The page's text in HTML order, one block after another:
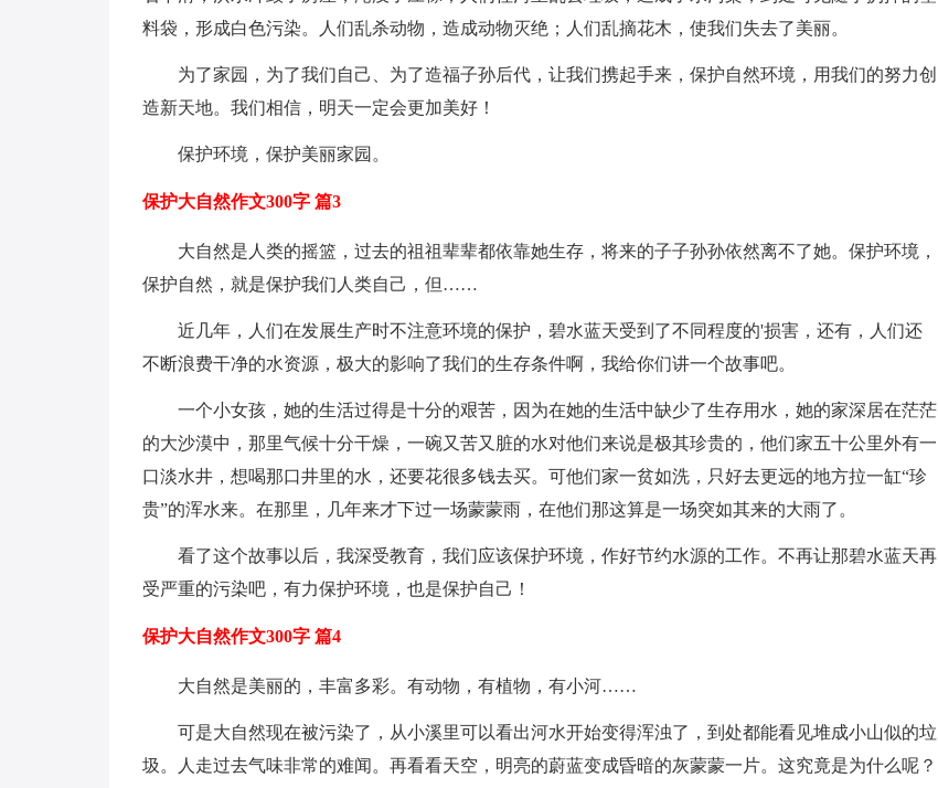
料袋，形成白色污染。人们乱杀动物，造成动物灭绝；人们乱摘花木，使我们失去了美丽。
为了家园，为了我们自己、为了造福子孙后代，让我们携起手来，保护自然环境，用我们的努力创
造新天地。我们相信，明天一定会更加美好！
保护环境，保护美丽家园。
保护大自然作文300字 篇3
大自然是人类的摇篮，过去的祖祖辈辈都依靠她生存，将来的子子孙孙依然离不了她。保护环境，
保护自然，就是保护我们人类自己，但……
近几年，人们在发展生产时不注意环境的保护，碧水蓝天受到了不同程度的'损害，还有，人们还
不断浪费干净的水资源，极大的影响了我们的生存条件啊，我给你们讲一个故事吧。
一个小女孩，她的生活过得是十分的艰苦，因为在她的生活中缺少了生存用水，她的家深居在茫茫
的大沙漠中，那里气候十分干燥，一碗又苦又脏的水对他们来说是极其珍贵的，他们家五十公里外有一
口淡水井，想喝那口井里的水，还要花很多钱去买。可他们家一贫如洗，只好去更远的地方拉一缸“珍
贵”的浑水来。在那里，几年来才下过一场蒙蒙雨，在他们那这算是一场突如其来的大雨了。
看了这个故事以后，我深受教育，我们应该保护环境，作好节约水源的工作。不再让那碧水蓝天再
受严重的污染吧，有力保护环境，也是保护自己！
保护大自然作文300字 篇4
大自然是美丽的，丰富多彩。有动物，有植物，有小河……
可是大自然现在被污染了，从小溪里可以看出河水开始变得浑浊了，到处都能看见堆成小山似的垃
圾。人走过去气味非常的难闻。再看看天空，明亮的蔚蓝变成昏暗的灰蒙蒙一片。这究竟是为什么呢？